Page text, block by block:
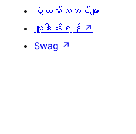
ပွဲလမ်းသဘင်များ
လှူဒါန်းရန် ↗
Swag ↗